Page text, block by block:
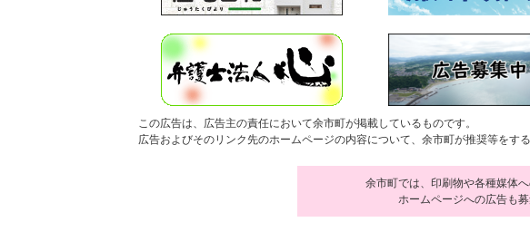
この広告は、広告主の責任において余市町が掲載しているものです。
広告およびそのリンク先のホームページの内容について、余市町が推奨等をす
余市町では、印刷物や各種媒体
ホームページへの広告も